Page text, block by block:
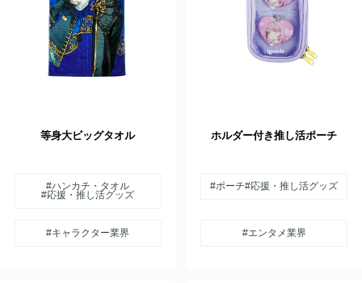
等身大ビッグタオル
#ハンカチ・タオル
#応援・推し活グッズ
#キャラクター業界
ホルダー付き推し活ポーチ
#ポーチ#応援・推し活グッズ
#エンタメ業界